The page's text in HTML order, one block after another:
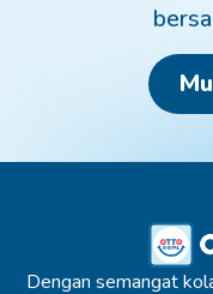
Dengan semangat